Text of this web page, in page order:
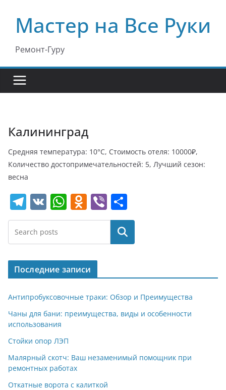
содержимому
Мастер на Все Руки
Ремонт-Гуру
Калининград
Средняя температура: 10°C, Стоимость отеля: 10000₽,
Количество достопримечательностей: 5, Лучший сезон:
весна
T
el
e
gr
a
m
V
K
W
h
s
A
p
p
O
d
o
kl
a
ss
ni
Vi
b
er
т
п
р
в
и
т
Поиск
Последние записи
Антипробуксовочные траки: Обзор и Преимущества
Чаны для бани: преимущества, виды и особенности
использования
Стойки опор ЛЭП
Малярный скотч: Ваш незаменимый помощник при
ремонтных работах
Откатные ворота с калиткой